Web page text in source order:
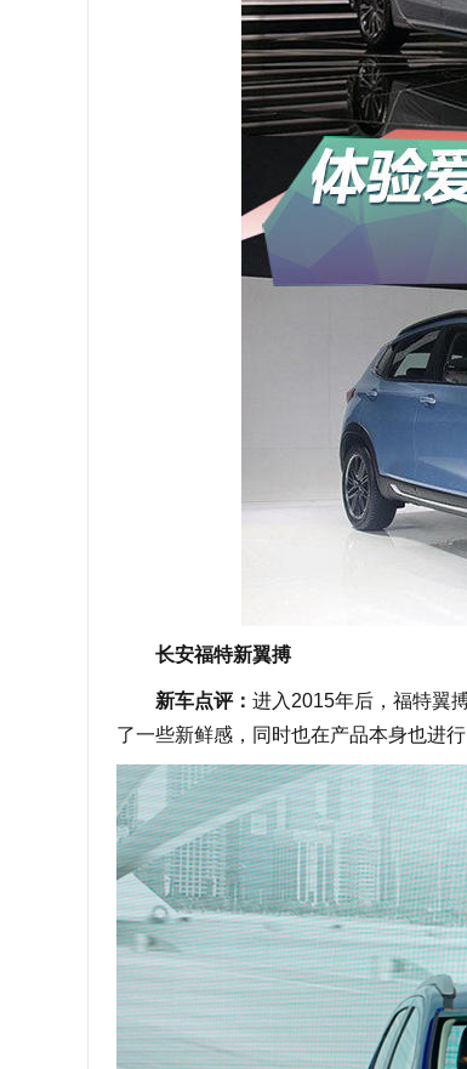
长安福特新翼搏
新车点评： 进入2015年后，福特翼
了一些新鲜感，同时也在产品本身也进